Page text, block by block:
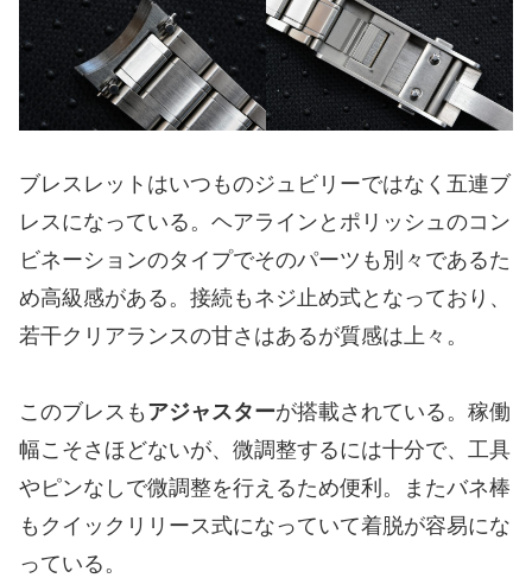
ブレスレットはいつものジュビリーではなく五連ブ
レスになっている。ヘアラインとポリッシュのコン
ビネーションのタイプでそのパーツも別々であるた
め高級感がある。接続もネジ止め式となっており、
若干クリアランスの甘さはあるが質感は上々。
このブレスも アジャスターが搭載されている。稼働
幅こそさほどないが、微調整するには十分で、工具
やピンなしで微調整を行えるため便利。またバネ棒
もクイックリリース式になっていて着脱が容易にな
っている。